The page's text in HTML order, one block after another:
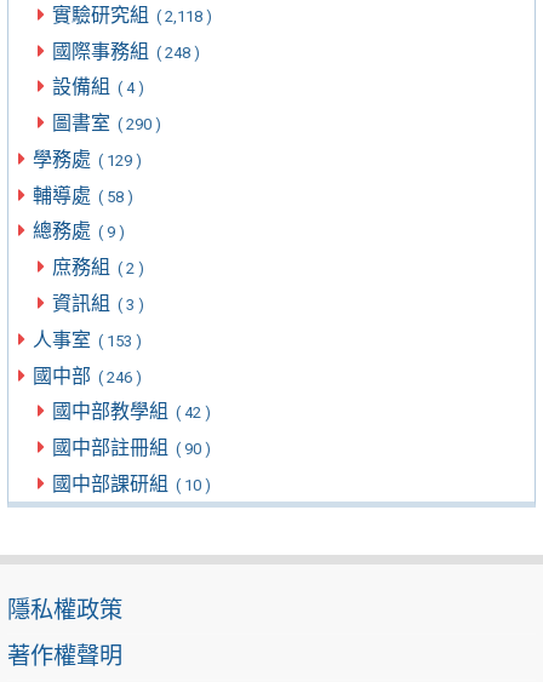
實驗研究組 ( 2,118 )
國際事務組 ( 248 )
設備組 ( 4 )
圖書室 ( 290 )
學務處 ( 129 )
輔導處 ( 58 )
總務處 ( 9 )
庶務組 ( 2 )
資訊組 ( 3 )
人事室 ( 153 )
國中部 ( 246 )
國中部教學組 ( 42 )
國中部註冊組 ( 90 )
國中部課研組 ( 10 )
隱私權政策
著作權聲明